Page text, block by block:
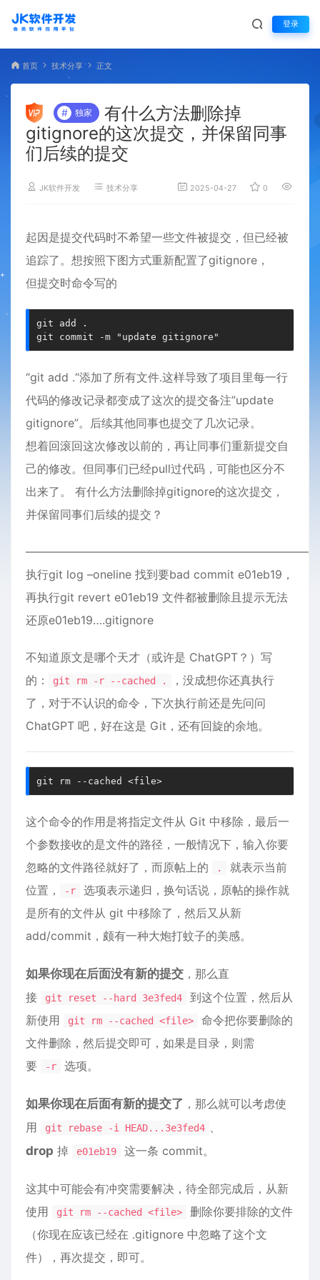
登录
首页 技术分享 正文
# 独家
有什么方法删除掉
gitignore的这次提交，并保留同事
们后续的提交
JK软件开发 技术分享 2025-04-27 0
起因是提交代码时不希望一些文件被提交，但已经被
追踪了。想按照下图方式重新配置了gitignore，
但提交时命令写的
git add
.
git commit -m "update gitignore"
“git add .“添加了所有文件.这样导致了项目里每一行
代码的修改记录都变成了这次的提交备注”update
gitignore”。后续其他同事也提交了几次记录。
想着回滚回这次修改以前的，再让同事们重新提交自
己的修改。但同事们已经pull过代码，可能也区分不
出来了。 有什么方法删除掉gitignore的这次提交，
并保留同事们后续的提交？
执行git log –oneline 找到要bad commit e01eb19，
再执行git revert e01eb19 文件都被删除且提示无法
还原e01eb19….gitignore
不知道原文是哪个天才（或许是 ChatGPT？）写
的：
git rm -r --cached .
，没成想你还真执行
了，对于不认识的命令，下次执行前还是先问问
ChatGPT 吧，好在这是 Git，还有回旋的余地。
git rm --cached <file>
这个命令的作用是将指定文件从 Git 中移除，最后一
个参数接收的是文件的路径，一般情况下，输入你要
忽略的文件路径就好了，而原帖上的
.
就表示当前
位置，
-r
选项表示递归，换句话说，原帖的操作就
是所有的文件从 git 中移除了，然后又从新
add/commit，颇有一种大炮打蚊子的美感。
如果你现在后面没有新的提交 ，那么直
接
git reset --hard 3e3fed4
到这个位置，然后从
新使用
git rm --cached <file>
命令把你要删除的
文件删除，然后提交即可，如果是目录，则需
要
-r 选项。
如果你现在后面有新的提交了 ，那么就可以考虑使
用
git rebase -i HEAD...3e3fed4 、
drop 掉 e01eb19 这一条 commit。
这其中可能会有冲突需要解决，待全部完成后，从新
使用
git rm --cached <file>
删除你要排除的文件
（你现在应该已经在 .gitignore 中忽略了这个文
件），再次提交，即可。